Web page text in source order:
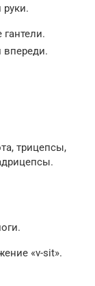
впереди.
трицепсы,
«v-sit».